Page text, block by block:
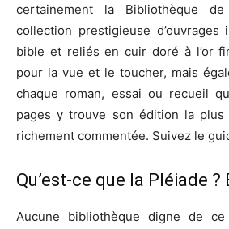
certainement la Bibliothèque
collection prestigieuse
bible et reliés en cuir doré à l’or
pour la vue et le toucher, mais
chaque roman, essai ou recueil
pages y trouve son édition la
richement commentée. Suivez le
Qu’est-ce que la Pléiade
Aucune bibliothèque digne de